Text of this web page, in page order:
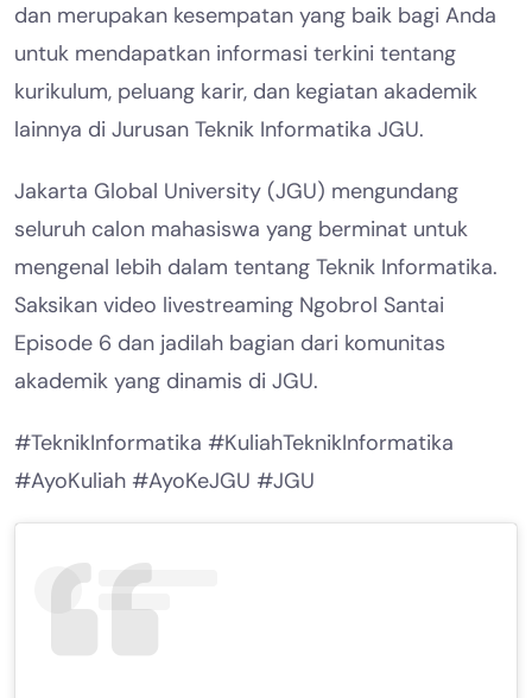
dan merupakan kesempatan yang baik bagi Anda
untuk mendapatkan informasi terkini tentang
kurikulum, peluang karir, dan kegiatan akademik
lainnya di Jurusan Teknik Informatika JGU.
Jakarta Global University (JGU) mengundang
seluruh calon mahasiswa yang berminat untuk
mengenal lebih dalam tentang Teknik Informatika.
Saksikan video livestreaming Ngobrol Santai
Episode 6 dan jadilah bagian dari komunitas
akademik yang dinamis di JGU.
#TeknikInformatika #KuliahTeknikInformatika
#AyoKuliah #AyoKeJGU #JGU